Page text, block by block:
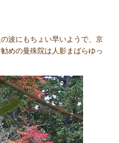
波にもちょい早いようで、京
めの曼殊院は人影まばらゆっ